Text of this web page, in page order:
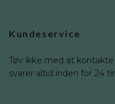
Kundeservice
Tøv ikke med at
svarer altid inden for 24